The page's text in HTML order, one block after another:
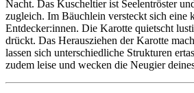
Nacht. Das Kuscheltier ist Seelentröster
zugleich. Im Bäuchlein versteckt sich eine
Entdecker:innen. Die Karotte quietscht
drückt. Das Herausziehen der Karotte
lassen sich unterschiedliche Strukturen
zudem leise und wecken die Neugier